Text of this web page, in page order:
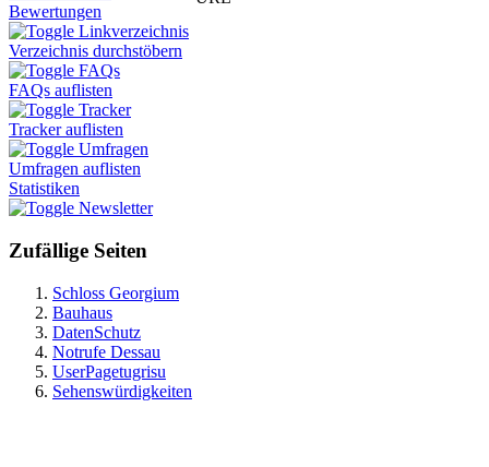
Bewertungen
Linkverzeichnis
Verzeichnis durchstöbern
FAQs
FAQs auflisten
Tracker
Tracker auflisten
Umfragen
Umfragen auflisten
Statistiken
Newsletter
Zufällige Seiten
Schloss Georgium
Bauhaus
DatenSchutz
Notrufe Dessau
UserPagetugrisu
Sehenswürdigkeiten